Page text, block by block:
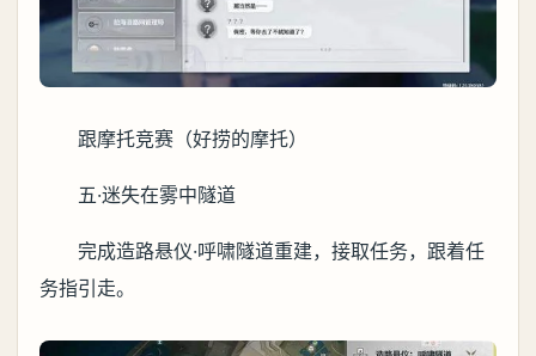
跟摩托竞赛（好捞的摩托）
五·迷失在雾中隧道
完成造路悬仪·呼啸隧道重建，接取任务，跟着任
务指引走。